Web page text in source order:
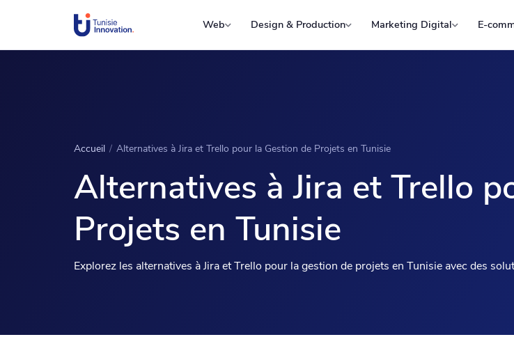
Web Design & Production Marketing Digital E-
Accueil / Alternatives à Jira et Trello pour la Gestion de Projets en Tunisie
Alternatives à Jira et Trello
Projets en Tunisie
Explorez les alternatives à Jira et Trello pour la gestion de projets en Tunisie avec des